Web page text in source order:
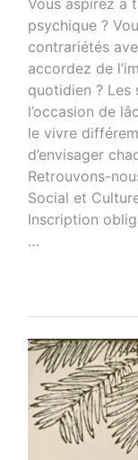
Vous aspirez à
psychique ?
contrariétés
accordez de
quotidien ?
l’occasion de
le vivre
d’envisager
Retrouvons-
Social et
Inscription
…